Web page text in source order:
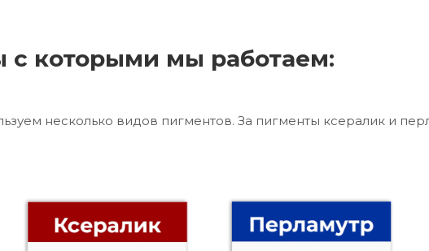
с которыми мы работаем:
несколько видов пигментов. За пигменты ксералик и